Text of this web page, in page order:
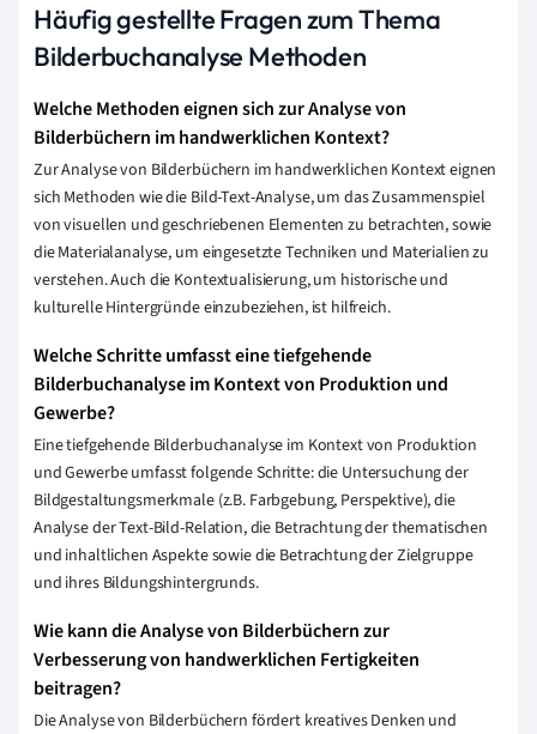
Häufig gestellte Fragen zum Thema
Bilderbuchanalyse Methoden
Welche Methoden eignen sich zur Analyse von
Bilderbüchern im handwerklichen Kontext?
Zur Analyse von Bilderbüchern im handwerklichen Kontext eignen
sich Methoden wie die Bild-Text-Analyse, um das Zusammenspiel
von visuellen und geschriebenen Elementen zu betrachten, sowie
die Materialanalyse, um eingesetzte Techniken und Materialien zu
verstehen. Auch die Kontextualisierung, um historische und
kulturelle Hintergründe einzubeziehen, ist hilfreich.
Welche Schritte umfasst eine tiefgehende
Bilderbuchanalyse im Kontext von Produktion und
Gewerbe?
Eine tiefgehende Bilderbuchanalyse im Kontext von Produktion
und Gewerbe umfasst folgende Schritte: die Untersuchung der
Bildgestaltungsmerkmale (z.B. Farbgebung, Perspektive), die
Analyse der Text-Bild-Relation, die Betrachtung der thematischen
und inhaltlichen Aspekte sowie die Betrachtung der Zielgruppe
und ihres Bildungshintergrunds.
Wie kann die Analyse von Bilderbüchern zur
Verbesserung von handwerklichen Fertigkeiten
beitragen?
Die Analyse von Bilderbüchern fördert kreatives Denken und